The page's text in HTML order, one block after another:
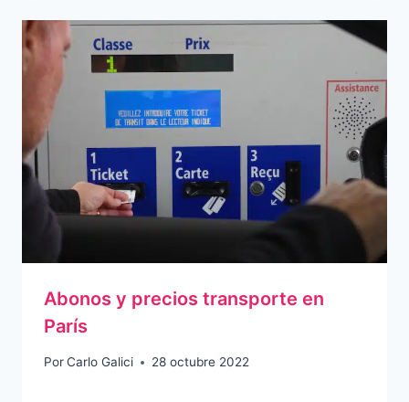
Abonos y precios transporte en
París
PorCarlo Galici 28 octubre 2022